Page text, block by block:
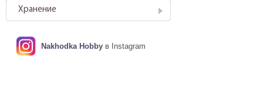
Хранение
Nakhodka Hobby в Instagram